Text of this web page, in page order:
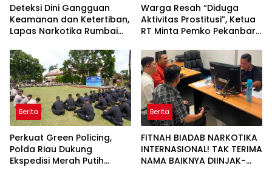
Deteksi Dini Gangguan
Keamanan dan Ketertiban,
Lapas Narkotika Rumbai
Hunian
Warga Resah “Diduga
Aktivitas Prostitusi”, Ketua
RT Minta Pemko Pekanbaru
Aktivitas Z Homestay di
Jalan Tanjung Datuk
Berita
Perkuat Green Policing,
Polda Riau Dukung
Ekspedisi Merah Putih
Berita
FITNAH BIADAB NARKOTIKA
INTERNASIONAL! TAK TERIMA
NAMA BAIKNYA DIINJAK-